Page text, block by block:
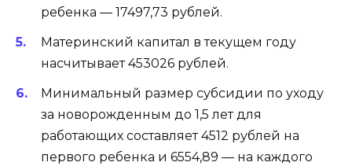
ребенка — 17497,73 рублей.
Материнский капитал в текущем году
насчитывает 453026 рублей.
Минимальный размер субсидии по уходу
за новорожденным до 1,5 лет для
работающих составляет 4512 рублей на
первого ребенка и 6554,89 — на каждого